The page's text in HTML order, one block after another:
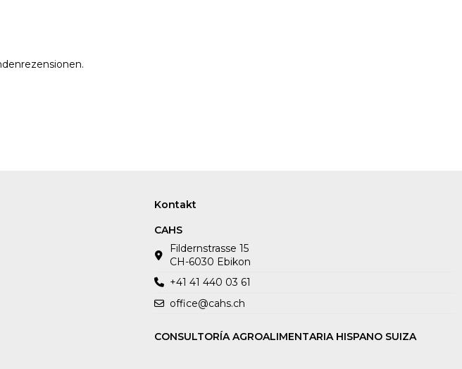
Kontakt
CAHS
Fildernstrasse 15
CH-6030 Ebikon
+41 41 440 03 61
office@cahs.ch
CONSULTORÍA AGROALIMENTARIA HISPANO SUIZA